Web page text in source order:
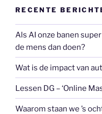
RECENTE
Als AI onze banen
de mens dan doen?
Wat is de impact van
Lessen DG – ‘Online
Waarom staan we ’s